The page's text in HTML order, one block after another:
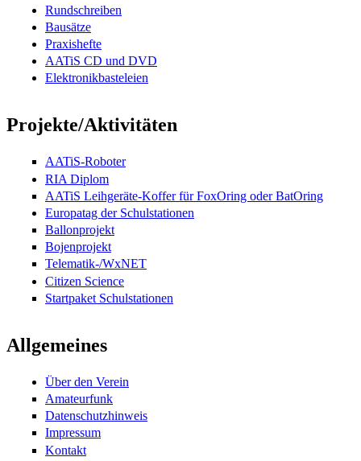
Rundschreiben
Bausätze
Praxishefte
AATiS CD und DVD
Elektronikbasteleien
Projekte/Aktivitäten
AATiS-Roboter
RIA Diplom
AATiS Leihgeräte-Koffer für FoxOring oder BatOring
Europatag der Schulstationen
Ballonprojekt
Bojenprojekt
Telematik-/WxNET
Citizen Science
Startpaket Schulstationen
Allgemeines
Über den Verein
Amateurfunk
Datenschutzhinweis
Impressum
Kontakt